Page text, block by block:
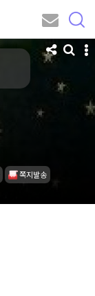
쪽지발송